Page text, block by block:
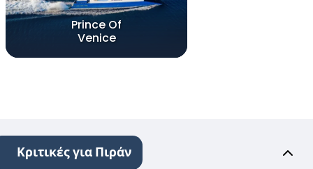
Prince Of
Venice
Κριτικές για Πιράν